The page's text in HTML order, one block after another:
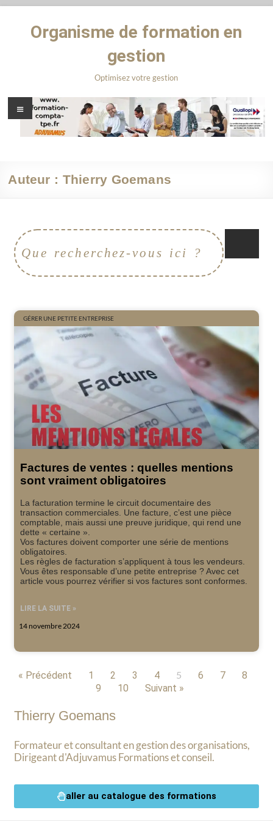
Organisme de formation en
gestion
Optimisez votre gestion
Auteur : Thierry Goemans
GÉRER UNE PETITE ENTREPRISE
Factures de ventes : quelles mentions
sont vraiment obligatoires
La facturation termine le circuit documentaire des
transaction commerciales. Une facture, c’est une pièce
comptable, mais aussi une preuve juridique, qui rend une
dette « certaine ».
Vos factures doivent comporter une série de mentions
obligatoires.
Les règles de facturation s’appliquent à tous les vendeurs.
Vous êtes responsable d’une petite entreprise ? Avec cet
article vous pourrez vérifier si vos factures sont conformes.
LIRE LA SUITE »
14 novembre 2024
« Précédent 1 2 3 4 5 6 7
8
9
10 Suivant »
Thierry Goemans
Formateur et consultant en gestion des organisations,
Dirigeant d'Adjuvamus Formations et conseil.
aller au catalogue des formations